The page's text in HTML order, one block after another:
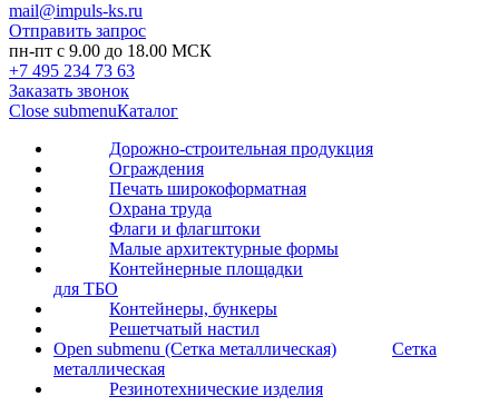
mail@impuls-ks.ru
Отправить запрос
пн-пт с 9.00 до 18.00 МСК
+7 495 234 73 63
Заказать звонок
Close submenuКаталог
Дорожно-строительная продукция
Ограждения
Печать широкоформатная
Охрана труда
Флаги и флагштоки
Малые архитектурные формы
Контейнерные площадки
для ТБО
Контейнеры, бункеры
Решетчатый настил
Open submenu (Сетка металлическая)
Сетка
металлическая
Резинотехнические изделия